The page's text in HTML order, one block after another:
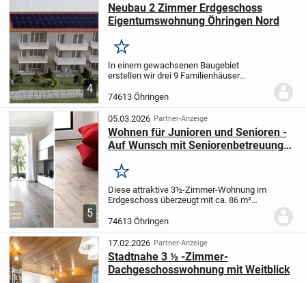
4
Neubau 2 Zimmer Erdgeschoss
Eigentumswohnung Öhringen Nord
Merken
In einem gewachsenen Baugebiet
erstellen wir drei 9 Familienhäuser
Gebäude werden in zwei Bauabschnitten
erstellt. Barierrefreie Zugänge und ein
Aufzug von der...
74613 Öhringen
5
05.03.2026 Partner-Anzeige
Wohnen für Junioren und Senioren -
Auf Wunsch mit Seniorenbetreuung
Merken
Diese attraktive 3½-Zimmer-Wohnung im
Erdgeschoss überzeugt mit ca. 86 m²
Ausstattung - ideal für Singles, Paare,
kleine Familien oder Senioren.Das
Herzstück der...
74613 Öhringen
17.02.2026 Partner-Anzeige
Stadtnahe 3 ½ -Zimmer-
Dachgeschosswohnung mit Weitblick